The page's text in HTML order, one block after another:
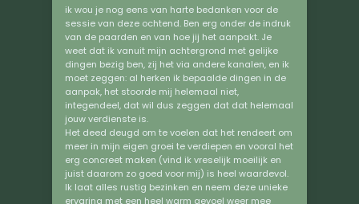
ik wou je nog eens van harte bedanken voor de
sessie van deze ochtend. Ben erg onder de indruk
van de paarden en van hoe jij het aanpakt. Je
weet dat ik vanuit mijn achtergrond met gelijke
dingen bezig ben, zij het via andere kanalen, en ik
moet zeggen: al herken ik bepaalde dingen in de
aanpak, het stoorde mij helemaal niet,
integendeel, dat wil dus zeggen dat dat helemaal
jouw verdienste is.
Het deed deugd om te voelen dat het rendeert om
meer in mijn eigen groei te verdiepen en vooral het
erg concreet maken (vind ik vreselijk moeilijk en
juist daarom zo goed voor mij) is heel waardevol.
Ik laat alles rustig bezinken en neem deze unieke
ervaring met een heel warm gevoel weer mee